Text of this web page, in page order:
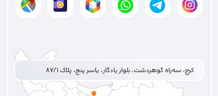
کرج، سه‌راه گوهردشت، بلوار یادگار، یاسر پنج، پلاک ۸۷/۱